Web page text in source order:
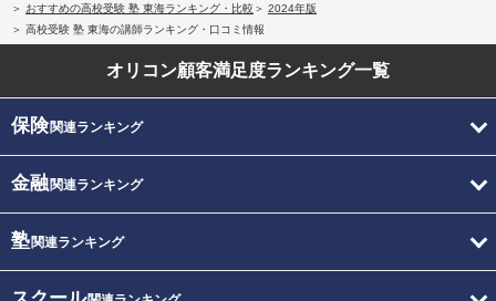
おすすめの高校受験 塾 東海ランキング・比較
2024年版
高校受験 塾 東海の講師ランキング・口コミ情報
オリコン顧客満足度ランキング一覧
保険関連ランキング
金融関連ランキング
塾関連ランキング